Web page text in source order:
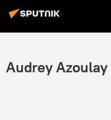
Audrey Azoulay